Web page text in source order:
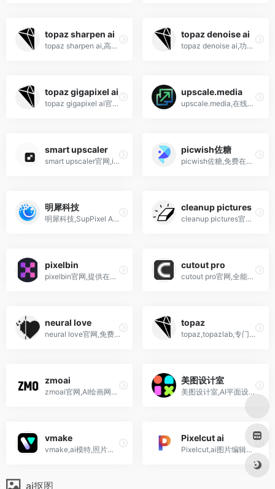
topaz sharpen ai
topaz sharpen ai,高效专业的实用型图片清晰锐化辅助工具
topaz denoise ai
topaz denoise ai,功能强大、专业实用AI智能降噪软件
topaz gigapixel ai
topaz gigapixel ai官网,功能非常强大的图片无损放大处理工具
upscale.media
upscale.media,在线ai人工智能图片增强工具,修复模糊照片
smart upscaler
smart upscaler官网,icons8出...
picwish佐糖
picwish佐糖,免费在线抠图,一键ai智能图片增强,抠图,去水印,照片修复
明犀科技
明犀科技,SupPixel AI,提供AI驱动的图像增强,超分辨率放大和老照片修复服务,支持批量处理和API调用,适用于多种场景.
cleanup pictures
cleanup pictures官网,图片橡...
pixelbin
pixelbin官网,提供在线ai图片...
cutout pro
cutout pro官网,全能的在线的...
neural love
neural love官网,免费的人工...
topaz
topaz,topazlab,专门开发数字图像视频处理软件和插件
zmoai
zmoai官网,AI绘画网站,ai模特...
美图设计室
美图设计室,AI平面设计,图片编辑,电商,抠图,物体消除,海报ppt,logo,文生图,变清晰,拼图
vmake
vmake,ai模特,照片和视频编辑器,商品图,图像视频生成/增强/去背景/去水印,物体消除
Pixelcut ai
Pixelcut,ai图片编辑器,人工智能一键去背景,产品图,图片增强,去除物体
ai抠图